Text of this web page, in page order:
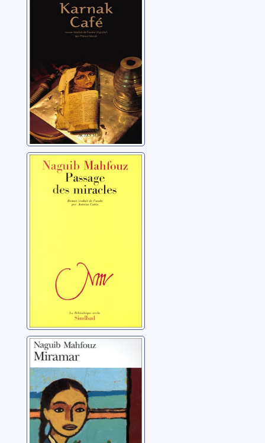
Passage des
miracles: roman
Mahfouz, Naguib
Miramar
Mahfouz, Naguib